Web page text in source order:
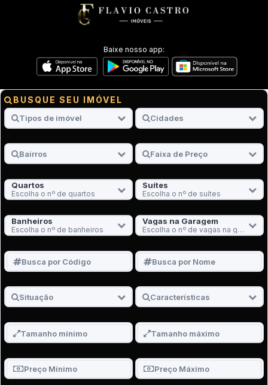
Baixe nosso app:
BUSQUE SEU IMÓVEL
Quartos
Escolha o nº de quartos
Suítes
Escolha o nº de suítes
Banheiros
Escolha o nº de banheiros
Vagas na Garagem
Escolha o nº de vagas na garagem